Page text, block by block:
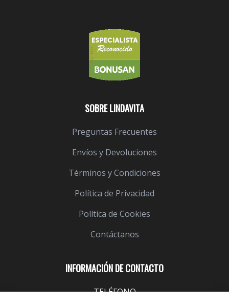
INFORMACIÓN DE CONTACTO
TELÉFONO
SOBRE LINDAVITA
Preguntas Frecuentes
Envíos y Devoluciones
Términos y Condiciones
Política de Privacidad
Política de Cookies
Contáctanos